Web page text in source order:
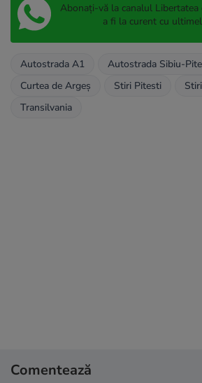
Abonați-vă la canalul
a fi la curent cu
Autostrada A1 Autostrada Sibiu-
Curtea de Argeș
Stiri Pitesti
Transilvania
Comentează